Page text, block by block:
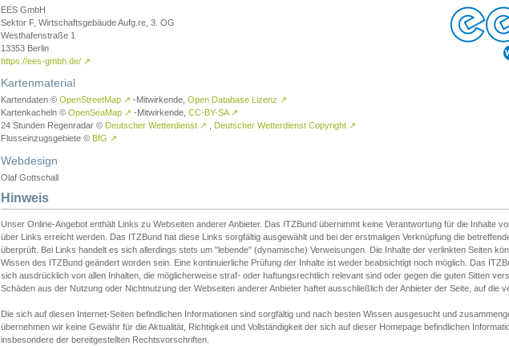
EES GmbH
Sektor F, Wirtschaftsgebäude Aufg.re, 3. OG
Westhafenstraße 1
13353 Berlin
https://ees-gmbh.de/ ↗
Kartenmaterial
Kartendaten © OpenStreetMap ↗ -Mitwirkende, Open Database Lizenz ↗
Kartenkacheln © OpenSeaMap ↗ -Mitwirkende, CC-BY-SA ↗
24 Stunden Regenradar © Deutscher Wetterdienst ↗ Deutscher Wetterdienst Copyright ↗
Flusseinzugsgebiete © BfG ↗
Webdesign
Olaf Gottschall
Hinweis
Unser Online-Angebot enthält Links zu Webseiten anderer Anbieter. Das ITZBund übernimmt keine Verantwortung für die Inhalte
über Links erreicht werden. Das ITZBund hat diese Links sorgfältig ausgewählt und bei der erstmaligen Verknüpfung die
überprüft. Bei Links handelt es sich allerdings stets um "lebende" (dynamische) Verweisungen. Die Inhalte der verlinkten Seiten
Wissen des ITZBund geändert worden sein. Eine kontinuierliche Prüfung der Inhalte ist weder beabsichtigt noch möglich. Das
sich ausdrücklich von allen Inhalten, die möglicherweise straf- oder haftungsrechtlich relevant sind oder gegen die guten Sitten
Schäden aus der Nutzung oder Nichtnutzung der Webseiten anderer Anbieter haftet ausschließlich der Anbieter der Seite, auf die
Die sich auf diesen Internet-Seiten befindlichen Informationen sind sorgfältig und nach besten Wissen ausgesucht und
übernehmen wir keine Gewähr für die Aktualität, Richtigkeit und Vollständigkeit der sich auf dieser Homepage befindlichen
insbesondere der bereitgestellten Rechtsvorschriften.